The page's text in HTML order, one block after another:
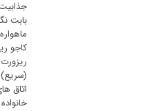
بابت
کاجو
اتاق